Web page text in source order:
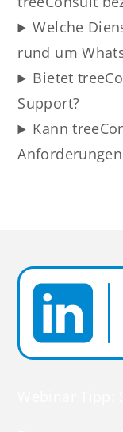
Welche
rund um
Bietet
Support?
Kann